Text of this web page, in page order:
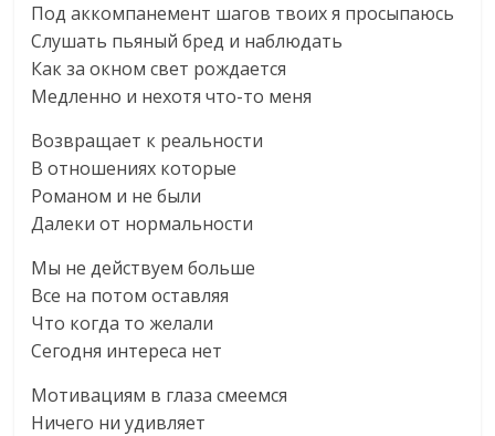
Под аккомпанемент шагов твоих я просыпаюсь
Слушать пьяный бред и наблюдать
Как за окном свет рождается
Медленно и нехотя что-то меня
Возвращает к реальности
В отношениях которые
Романом и не были
Далеки от нормальности
Мы не действуем больше
Все на потом оставляя
Что когда то желали
Сегодня интереса нет
Мотивациям в глаза смеемся
Ничего ни удивляет